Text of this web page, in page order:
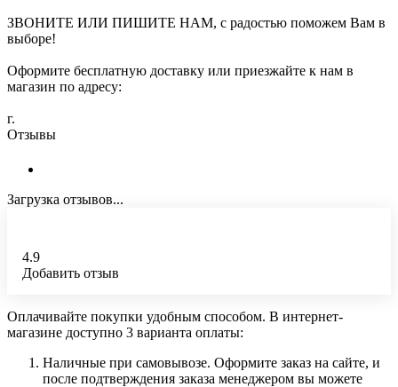
ЗВОНИТЕ ИЛИ ПИШИТЕ НАМ, с радостью поможем Вам в
выборе!
Оформите бесплатную доставку или приезжайте к нам в
магазин по адресу:
г.
Отзывы
Загрузка отзывов...
4.9
Добавить отзыв
Оплачивайте покупки удобным способом. В интернет-
магазине доступно 3 варианта оплаты:
Наличные при самовывозе. Оформите заказ на сайте, и
после подтверждения заказа менеджером вы можете